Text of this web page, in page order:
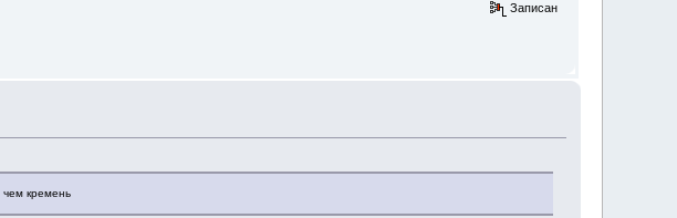
Записан
кремень